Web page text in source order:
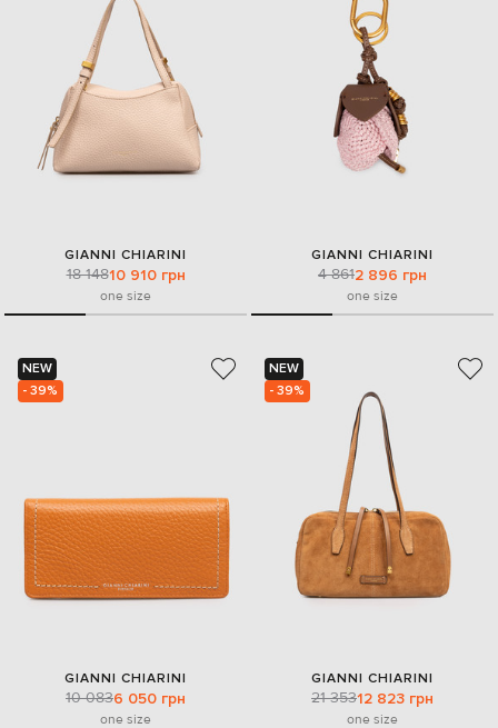
GIANNI CHIARINI
18 14810 910 грн
one size
GIANNI CHIARINI
4 8612 896 грн
one size
NEW
- 39%
GIANNI CHIARINI
10 0836 050 грн
one size
NEW
- 39%
GIANNI CHIARINI
21 35312 823 грн
one size